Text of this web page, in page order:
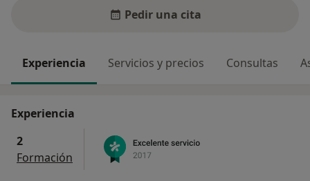
Pedir una cita
Experiencia Servicios y precios Consultas
Experiencia
2
Formación